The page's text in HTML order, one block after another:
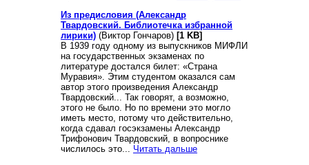
Из предисловия (Александр
Твардовский. Библиотечка избранной
лирики) (Виктор Гончаров) [1 KB]
В 1939 году одному из выпускников МИФЛИ
на государственных экзаменах по
литературе достался билет: «Страна
Муравия». Этим студентом оказался сам
автор этого произведения Александр
Твардовский... Так говорят, а возможно,
этого не было. Но по времени это могло
иметь место, потому что действительно,
когда сдавал госэкзамены Александр
Трифонович Твардовский, в вопроснике
числилось это... Читать дальше